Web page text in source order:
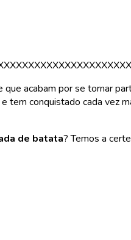
acabam por se tornar
conquistado cada vez
de batata? Temos a